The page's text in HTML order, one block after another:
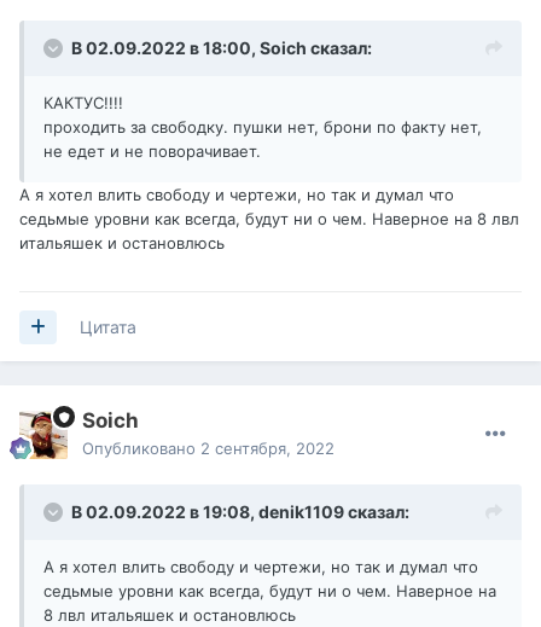
В 02.09.2022 в 18:00, Soich сказал:
КАКТУС!!!!
проходить за свободку. пушки нет, брони по факту нет,
не едет и не поворачивает.
А я хотел влить свободу и чертежи, но так и думал что
седьмые уровни как всегда, будут ни о чем. Наверное на 8 лвл
итальяшек и остановлюсь
Цитата
Soich
Опубликовано 2 сентября, 2022
В 02.09.2022 в 19:08, denik1109сказал:
А я хотел влить свободу и чертежи, но так и думал что
седьмые уровни как всегда, будут ни о чем. Наверное на
8 лвл итальяшек и остановлюсь